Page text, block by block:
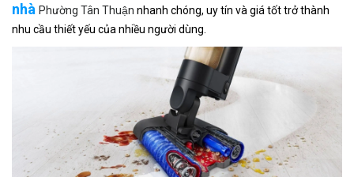
nhà Phường Tân Thuận nhanh chóng, uy tín và giá tốt trở thành
nhu cầu thiết yếu của nhiều người dùng.